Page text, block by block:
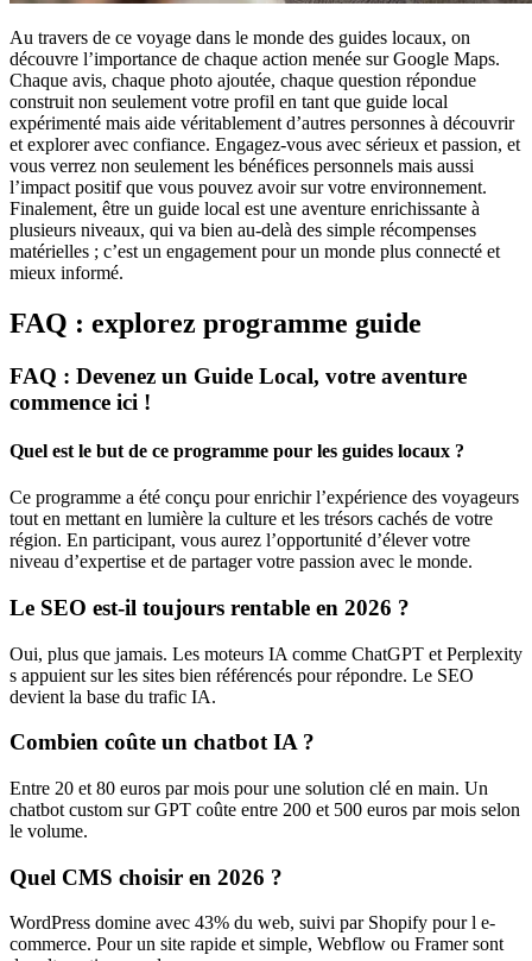
Au travers de ce voyage dans le monde des guides locaux, on
découvre l’importance de chaque action menée sur Google Maps.
Chaque avis, chaque photo ajoutée, chaque question répondue
construit non seulement votre profil en tant que guide local
expérimenté mais aide véritablement d’autres personnes à découvrir
et explorer avec confiance. Engagez-vous avec sérieux et passion, et
vous verrez non seulement les bénéfices personnels mais aussi
l’impact positif que vous pouvez avoir sur votre environnement.
Finalement, être un guide local est une aventure enrichissante à
plusieurs niveaux, qui va bien au-delà des simple récompenses
matérielles ; c’est un engagement pour un monde plus connecté et
mieux informé.
FAQ : explorez programme guide
FAQ : Devenez un Guide Local, votre aventure
commence ici !
Quel est le but de ce programme pour les guides locaux ?
Ce programme a été conçu pour enrichir l’expérience des voyageurs
tout en mettant en lumière la culture et les trésors cachés de votre
région. En participant, vous aurez l’opportunité d’élever votre
niveau d’expertise et de partager votre passion avec le monde.
Le SEO est-il toujours rentable en 2026 ?
Oui, plus que jamais. Les moteurs IA comme ChatGPT et Perplexity
s appuient sur les sites bien référencés pour répondre. Le SEO
devient la base du trafic IA.
Combien coûte un chatbot IA ?
Entre 20 et 80 euros par mois pour une solution clé en main. Un
chatbot custom sur GPT coûte entre 200 et 500 euros par mois selon
le volume.
Quel CMS choisir en 2026 ?
WordPress domine avec 43% du web, suivi par Shopify pour l e-
commerce. Pour un site rapide et simple, Webflow ou Framer sont